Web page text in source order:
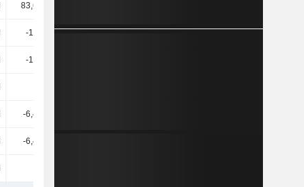
83,68 Md
-110 Md
-110 Md
-6,44 Md
-6,44 Md